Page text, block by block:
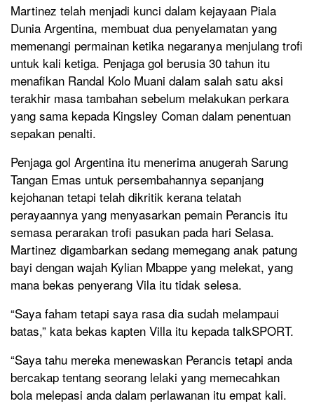
Martinez telah menjadi kunci dalam kejayaan Piala
Dunia Argentina, membuat dua penyelamatan yang
memenangi permainan ketika negaranya menjulang trofi
untuk kali ketiga. Penjaga gol berusia 30 tahun itu
menafikan Randal Kolo Muani dalam salah satu aksi
terakhir masa tambahan sebelum melakukan perkara
yang sama kepada Kingsley Coman dalam penentuan
sepakan penalti.
Penjaga gol Argentina itu menerima anugerah Sarung
Tangan Emas untuk persembahannya sepanjang
kejohanan tetapi telah dikritik kerana telatah
perayaannya yang menyasarkan pemain Perancis itu
semasa perarakan trofi pasukan pada hari Selasa.
Martinez digambarkan sedang memegang anak patung
bayi dengan wajah Kylian Mbappe yang melekat, yang
mana bekas penyerang Vila itu tidak selesa.
“Saya faham tetapi saya rasa dia sudah melampaui
batas,” kata bekas kapten Villa itu kepada talkSPORT.
“Saya tahu mereka menewaskan Perancis tetapi anda
bercakap tentang seorang lelaki yang memecahkan
bola melepasi anda dalam perlawanan itu empat kali.